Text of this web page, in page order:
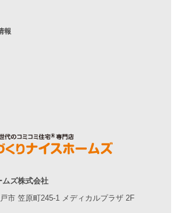
ムズの家づくり
へ
えの方へ
えの方へ
ムズ株式会社
市 笠原町245-1 メディカルプラザ 2F